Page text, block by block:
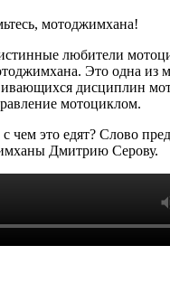
любители
Это одна из
дисциплин
мотоциклом.
чем это едят? Слово
Дмитрию Серову.